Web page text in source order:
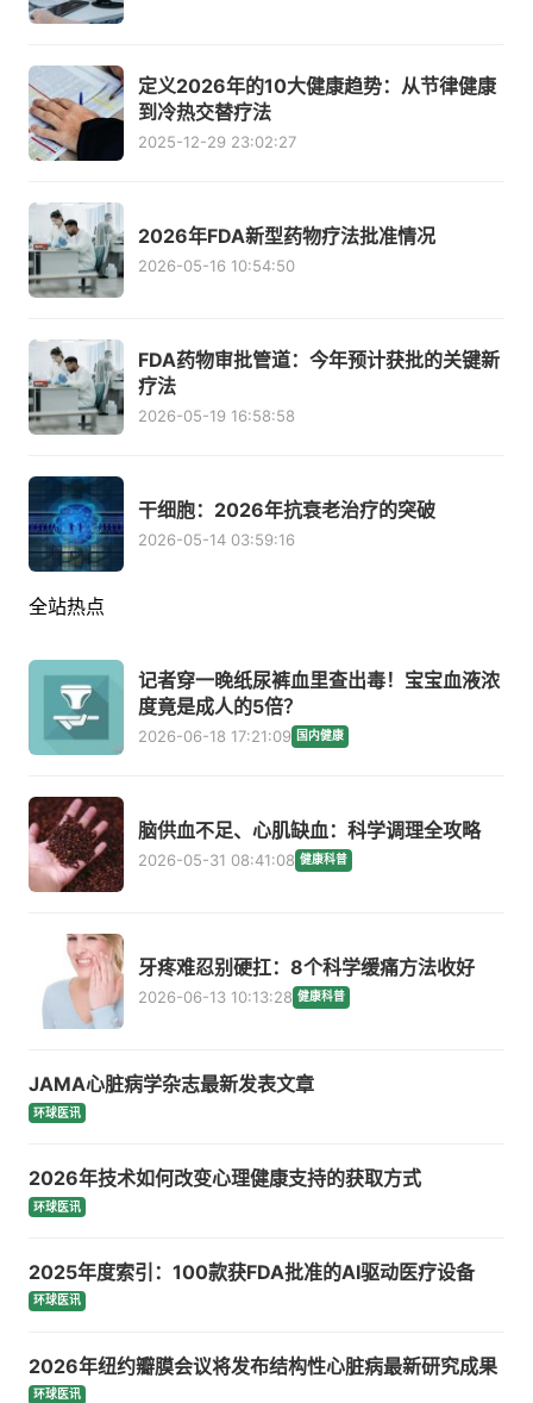
定义2026年的10大健康趋势：从节律健康
到冷热交替疗法
2025-12-29 23:02:27
2026年FDA新型药物疗法批准情况
2026-05-16 10:54:50
FDA药物审批管道：今年预计获批的关键新
疗法
2026-05-19 16:58:58
干细胞：2026年抗衰老治疗的突破
2026-05-14 03:59:16
全站热点
记者穿一晚纸尿裤血里查出毒！宝宝血液浓
度竟是成人的5倍？
2026-06-18 17:21:09 国内健康
脑供血不足、心肌缺血：科学调理全攻略
2026-05-31 08:41:08 健康科普
牙疼难忍别硬扛：8个科学缓痛方法收好
2026-06-13 10:13:28 健康科普
JAMA心脏病学杂志最新发表文章
环球医讯
2026年技术如何改变心理健康支持的获取方式
环球医讯
2025年度索引：100款获FDA批准的AI驱动医疗设备
环球医讯
2026年纽约瓣膜会议将发布结构性心脏病最新研究成果
环球医讯